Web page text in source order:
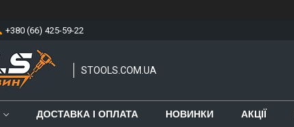
+380 (66) 425-59-22
STOOLS.COM.UA
ДОСТАВКА І ОПЛАТА НОВИНКИ АКЦІЇ